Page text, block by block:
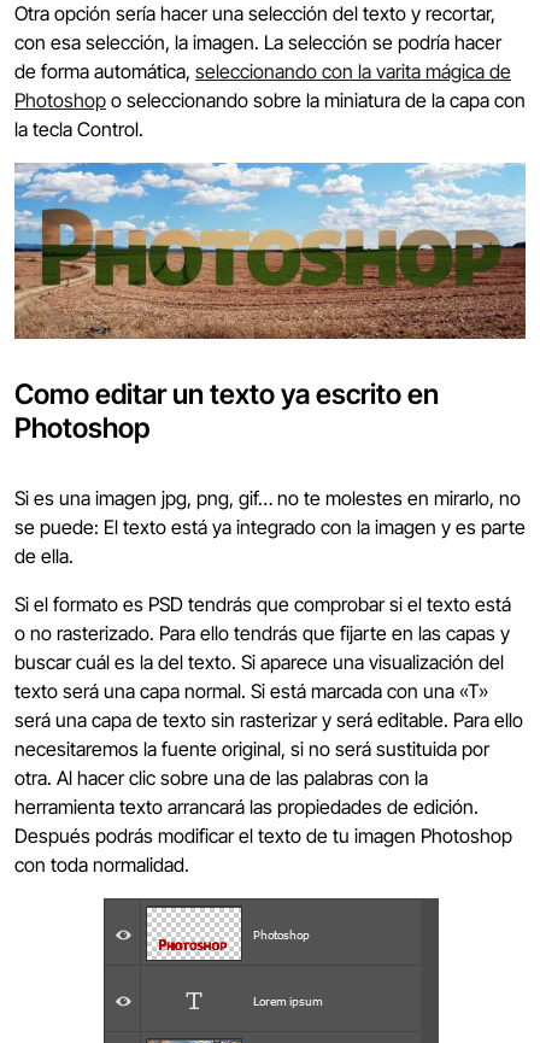
Otra opción sería hacer una selección del texto y recortar,
con esa selección, la imagen. La selección se podría hacer
de forma automática, seleccionando con la varita mágica de
Photoshop o seleccionando sobre la miniatura de la capa con
la tecla Control.
Como editar un texto ya escrito en
Photoshop
Si es una imagen jpg, png, gif… no te molestes en mirarlo, no
se puede: El texto está ya integrado con la imagen y es parte
de ella.
Si el formato es PSD tendrás que comprobar si el texto está
o no rasterizado. Para ello tendrás que fijarte en las capas y
buscar cuál es la del texto. Si aparece una visualización del
texto será una capa normal. Si está marcada con una «T»
será una capa de texto sin rasterizar y será editable. Para ello
necesitaremos la fuente original, si no será sustituida por
otra. Al hacer clic sobre una de las palabras con la
herramienta texto arrancará las propiedades de edición.
Después podrás modificar el texto de tu imagen Photoshop
con toda normalidad.